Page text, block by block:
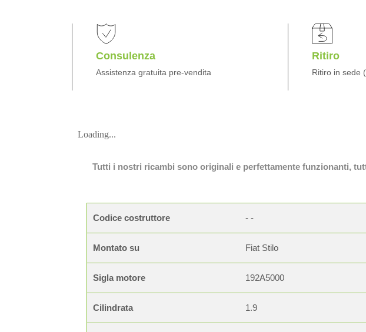
Consulenza
Assistenza gratuita pre-vendita
Ritiro
Ritiro in sede
Loading...
Tutti i nostri ricambi sono originali e perfettamente funzionanti,
Codice costruttore - -
Montato su Fiat Stilo
Sigla motore 192A5000
Cilindrata 1.9